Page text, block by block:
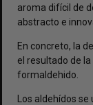
aroma difícil de
abstracto e
En concreto, la
el resultado de
formaldehido.
Los aldehídos